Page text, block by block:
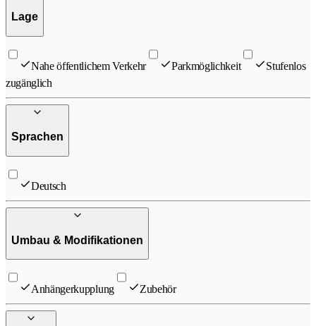
Lage
Nahe öffentlichem Verkehr Parkmöglichkeit
Stufenlos
zugänglich
Sprachen
Deutsch
Umbau & Modifikationen
Anhängerkupplung Zubehör